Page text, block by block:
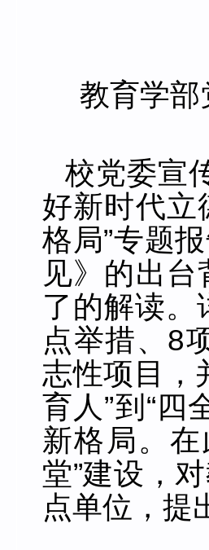
教育学部
校党委宣
好新时代立
格局”专题
见》的出
了的解读。
点举措、8
志性项目，
育人”到“四
新格局。
堂”建设，
点单位，提